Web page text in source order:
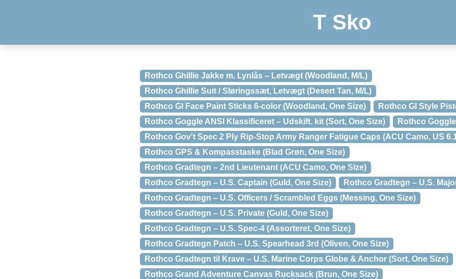
T Sko
Rothco Ghillie Jakke m. Lynlås – Letvægt (Woodland, M/L)
Rothco Ghillie Suit / Sløringssæt, Letvægt (Desert Tan, M/L)
Rothco GI Face Paint Sticks 6-color (Woodland, One Size)
Rothco GI Style
Rothco Goggle ANSI Klassificeret – Udskift. kit (Sort, One Size)
Rothco
Rothco Gov't Spec 2 Ply Rip-Stop Army Ranger Fatigue Caps (ACU Camo, US
Rothco GPS & Kompasstaske (Blad Grøn, One Size)
Rothco Gradtegn – 2nd Lieutenant (ACU Camo, One Size)
Rothco Gradtegn – U.S. Captain (Guld, One Size)
Rothco Gradtegn – U.S.
Rothco Gradtegn – U.S. Officers / Scrambled Eggs (Messing, One Size)
Rothco Gradtegn – U.S. Private (Guld, One Size)
Rothco Gradtegn – U.S. Spec-4 (Assorteret, One Size)
Rothco Gradtegn Patch – U.S. Spearhead 3rd (Oliven, One Size)
Rothco Gradtegn til Krave – U.S. Marine Corps Globe & Anchor (Sort, One Size)
Rothco Grand Adventure Canvas Rucksack (Brun, One Size)